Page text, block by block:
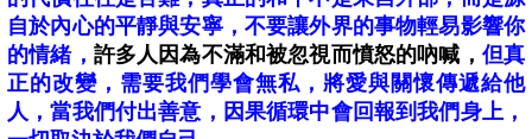
自於內心的平靜與安寧，不要讓外界的事物輕易影響你
的情緒， 許多人因為不滿和被忽視而憤怒的吶喊， 但真
正的改變，需要我們學會無私，將愛與關懷傳遞給他
人，當我們付出善意，因果循環中會回報到我們身上，